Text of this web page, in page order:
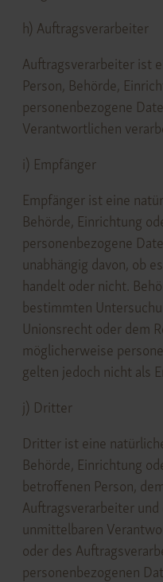
h) Auftragsverarbeiter
Auftragsverarbeiter ist
Person, Behörde,
personenbezogene
Verantwortlichen
i) Empfänger
Empfänger ist eine
Behörde, Einrichtung
personenbezogene
unabhängig davon, ob
handelt oder nicht.
bestimmten
Unionsrecht oder dem
möglicherweise
gelten jedoch nicht als
j) Dritter
Dritter ist eine
Behörde, Einrichtung
betroffenen Person,
Auftragsverarbeiter
unmittelbaren
oder des
personenbezogenen